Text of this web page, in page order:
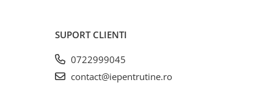
SUPORT CLIENTI
0722999045
contact@iepentrutine.ro